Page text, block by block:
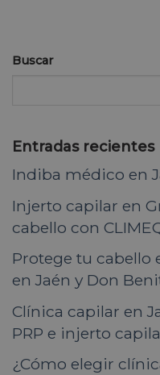
Buscar
Entradas recientes
Indiba médico en
Injerto capilar en
cabello con
Protege tu cabello
en Jaén y Don
Clínica capilar en
PRP e injerto
¿Cómo elegir